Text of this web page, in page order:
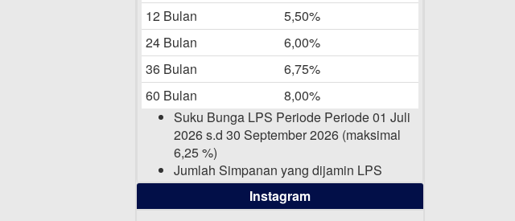
06-05-2025
Daftar Pemenang Undian
TAMASHA Bulan April 2025
Pengumuman Nama Baru
Perusahaan
03-03-2025
12 Bulan
5,50%
24 Bulan
6,00%
36 Bulan
6,75%
60 Bulan
8,00%
Suku Bunga LPS Periode Periode 01 Juli
2026 s.d 30 September 2026 (maksimal
6,25 %)
Jumlah Simpanan yang dijamin LPS
maksimal sampai dengan 2 Milyar Rupiah
per nasabah dalam satu bank
Instagram